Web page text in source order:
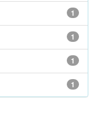
1
1
1
1